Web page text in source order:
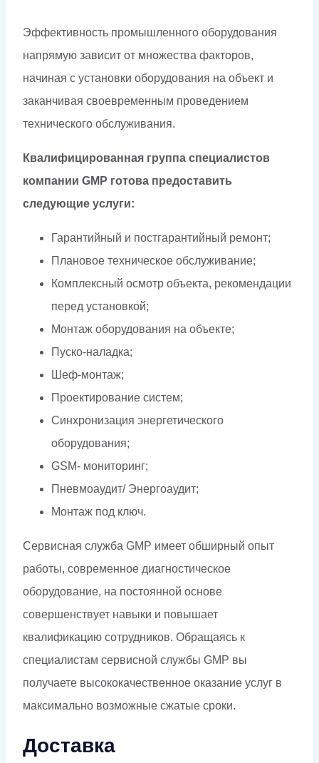
Эффективность промышленного оборудования
напрямую зависит от множества факторов,
начиная с установки оборудования на объект и
заканчивая своевременным проведением
технического обслуживания.
Квалифицированная группа специалистов
компании GMP готова предоставить
следующие услуги:
Гарантийный и постгарантийный ремонт;
Плановое техническое обслуживание;
Комплексный осмотр объекта, рекомендации
перед установкой;
Монтаж оборудования на объекте;
Пуско-наладка;
Шеф-монтаж;
Проектирование систем;
Синхронизация энергетического
оборудования;
GSM- мониторинг;
Пневмоаудит/ Энергоаудит;
Монтаж под ключ.
Сервисная служба GMP имеет обширный опыт
работы, современное диагностическое
оборудование, на постоянной основе
совершенствует навыки и повышает
квалификацию сотрудников. Обращаясь к
специалистам сервисной службы GMP вы
получаете высококачественное оказание услуг в
максимально возможные сжатые сроки.
Доставка